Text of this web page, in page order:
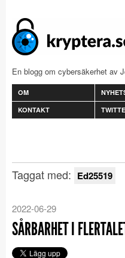
En blogg om cybersäkerhet av
OM
KONTAKT
Taggat med: Ed25519
2022-06-29
SÅRBARHET I